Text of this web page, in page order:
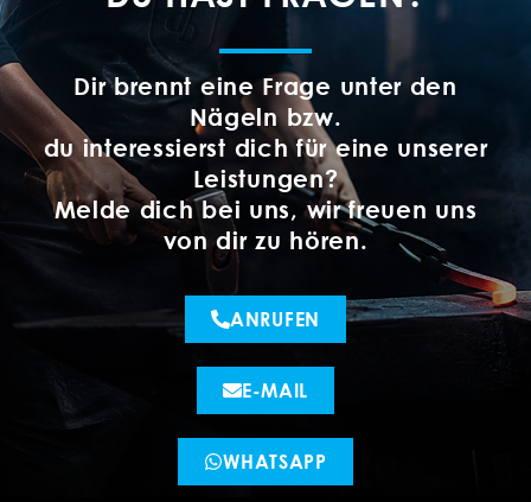
Dir brennt eine Frage unter den
Nägeln bzw.
du interessierst dich für eine unserer
Leistungen?
Melde dich bei uns, wir freuen uns
von dir zu hören.
ANRUFEN
E-MAIL
WHATSAPP